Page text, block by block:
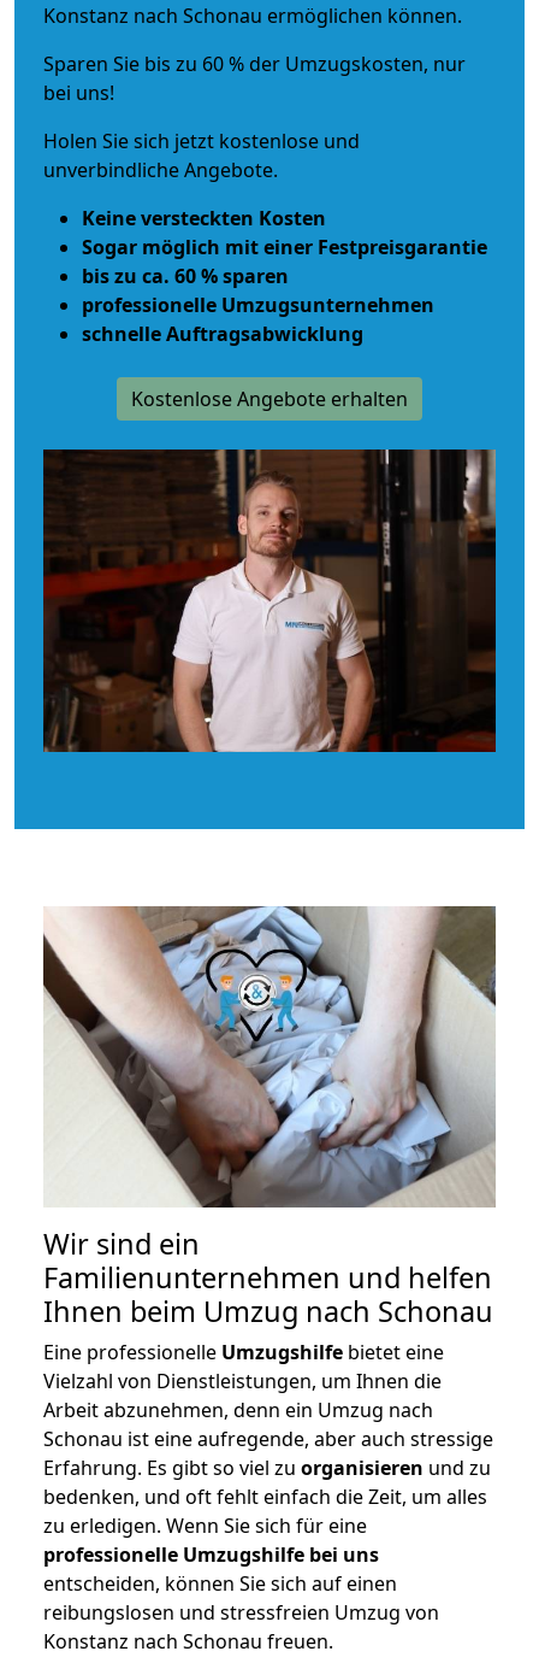
Konstanz nach Schonau ermöglichen können.
Sparen Sie bis zu 60 % der Umzugskosten, nur
bei uns!
Holen Sie sich jetzt kostenlose und
unverbindliche Angebote.
Keine versteckten Kosten
Sogar möglich mit einer Festpreisgarantie
bis zu ca. 60 % sparen
professionelle Umzugsunternehmen
schnelle Auftragsabwicklung
Kostenlose Angebote erhalten
Wir sind ein
Familienunternehmen und helfen
Ihnen beim Umzug nach Schonau
Eine professionelle Umzugshilfe bietet eine
Vielzahl von Dienstleistungen, um Ihnen die
Arbeit abzunehmen, denn ein Umzug nach
Schonau ist eine aufregende, aber auch stressige
Erfahrung. Es gibt so viel zu organisieren und zu
bedenken, und oft fehlt einfach die Zeit, um alles
zu erledigen. Wenn Sie sich für eine
professionelle Umzugshilfe bei uns
entscheiden, können Sie sich auf einen
reibungslosen und stressfreien Umzug von
Konstanz nach Schonau freuen.